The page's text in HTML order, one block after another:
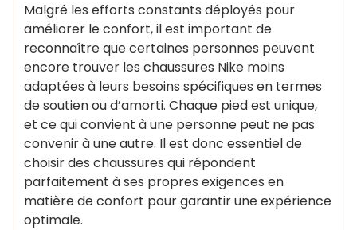
Malgré les efforts constants déployés pour
améliorer le confort, il est important de
reconnaître que certaines personnes peuvent
encore trouver les chaussures Nike moins
adaptées à leurs besoins spécifiques en termes
de soutien ou d’amorti. Chaque pied est unique,
et ce qui convient à une personne peut ne pas
convenir à une autre. Il est donc essentiel de
choisir des chaussures qui répondent
parfaitement à ses propres exigences en
matière de confort pour garantir une expérience
optimale.